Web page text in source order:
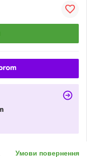
Умови повернення